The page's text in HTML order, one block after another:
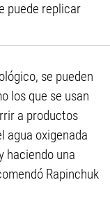
puede replicar
se pueden
los que se usan
a productos
agua oxigenada
haciendo una
Rapinchuk